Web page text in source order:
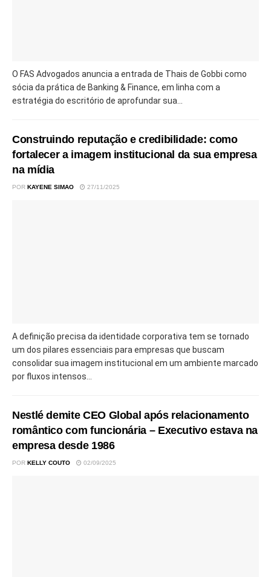
O FAS Advogados anuncia a entrada de Thais de Gobbi como
sócia da prática de Banking & Finance, em linha com a
estratégia do escritório de aprofundar sua...
Construindo reputação e credibilidade: como
fortalecer a imagem institucional da sua empresa
na mídia
POR KAYENE SIMAO 27/11/2025
A definição precisa da identidade corporativa tem se tornado
um dos pilares essenciais para empresas que buscam
consolidar sua imagem institucional em um ambiente marcado
por fluxos intensos...
Nestlé demite CEO Global após relacionamento
romântico com funcionária – Executivo estava na
empresa desde 1986
POR KELLY COUTO 02/09/2025